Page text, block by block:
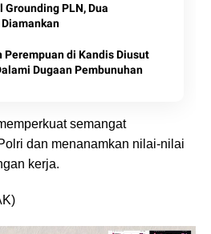
Grounding PLN, Dua
Perempuan di Kandis Diusut
Dugaan Pembunuhan
semangat
dan menanamkan nilai-nilai
kerja.